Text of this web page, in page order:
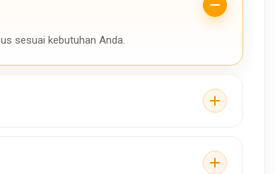
sesuai kebutuhan Anda.